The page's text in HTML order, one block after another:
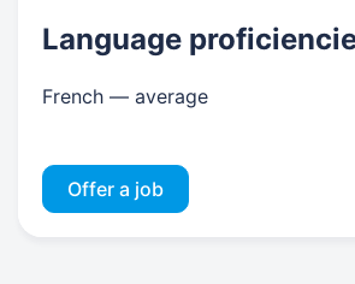
Language
French — average
Offer a job